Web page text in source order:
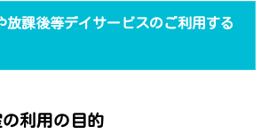
放課後等デイサービスのご利用する
利用の目的